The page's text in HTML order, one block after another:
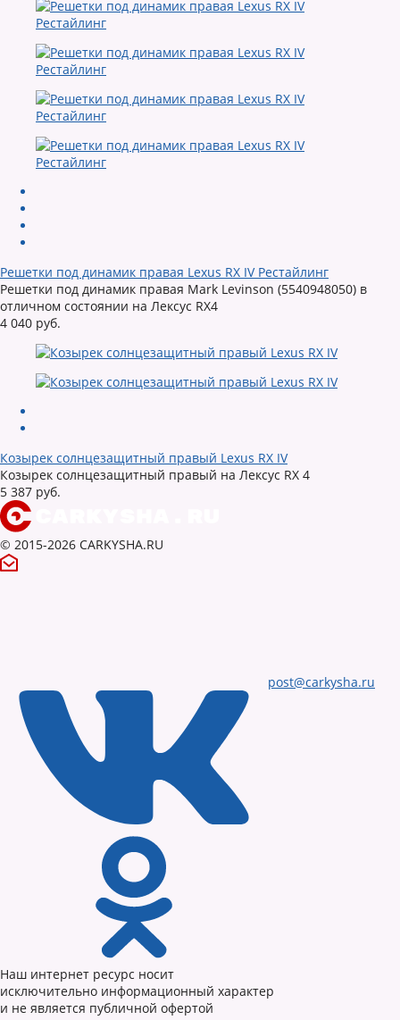
Решетки под динамик правая Lexus RX IV Рестайлинг
Решетки под динамик правая Mark Levinson (5540948050) в
отличном состоянии на Лексус RX4
4 040 руб.
Козырек солнцезащитный правый Lexus RX IV
Козырек солнцезащитный правый на Лексус RX 4
5 387 руб.
© 2015-2026 CARKYSHA.RU
post@carkysha.ru
Наш интернет ресурс носит
исключительно информационный характер
и не является публичной офертой